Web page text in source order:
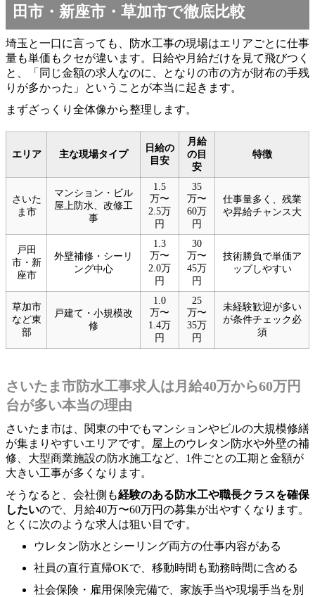
田市・新座市・草加市で徹底比較
埼玉と一口に言っても、防水工事の現場はエリアごとに仕事
量も単価もクセが違います。日給や月給だけを見て飛びつく
と、「同じ金額の求人なのに、となりの市の方が財布の手残
りが多かった」ということが本当に起きます。
まずざっくり全体像から整理します。
エリア 主な現場タイプ
日給の
目安
月給
の目
安
特徴
さいた
ま市
マンション・ビル
屋上防水、改修工
事
1.5
万〜
2.5万
円
35
万〜
60万
円
仕事量多く、残業
や昇給チャンス大
戸田
市・新
座市
外壁補修・シーリ
ング中心
1.3
万〜
2.0万
円
30
万〜
45万
円
技術勝負で単価ア
ップしやすい
草加市
など東
部
戸建て・小規模改
修
1.0
万〜
1.4万
円
25
万〜
35万
円
未経験歓迎が多い
が条件チェック必
須
さいたま市防水工事求人は月給40万から60万円
台が多い本当の理由
さいたま市は、関東の中でもマンションやビルの大規模修繕
が集まりやすいエリアです。屋上のウレタン防水や外壁の補
修、大型商業施設の防水施工など、1件ごとの工期と金額が
大きい工事が多くなります。
そうなると、会社側も経験のある防水工や職長クラスを確保
したいので、月給40万〜60万円の募集が出やすくなります。
とくに次のような求人は狙い目です。
ウレタン防水とシーリング両方の仕事内容がある
社員の直行直帰OKで、移動時間も勤務時間に含める
社会保険・雇用保険完備で、家族手当や現場手当を別